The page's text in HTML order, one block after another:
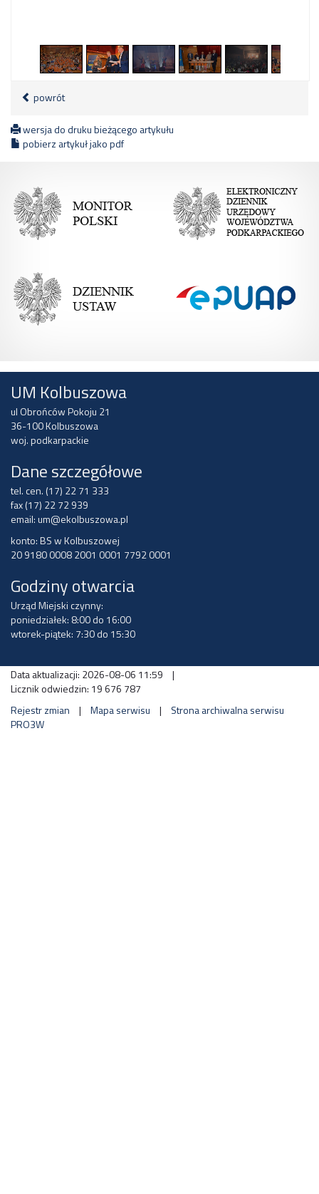
powrót
wersja do druku bieżącego artykułu
pobierz artykuł jako pdf
UM Kolbuszowa
ul Obrońców Pokoju 21
36-100 Kolbuszowa
woj. podkarpackie
Dane szczegółowe
tel. cen. (17) 22 71 333
fax (17) 22 72 939
email:um@ekolbuszowa.pl
konto: BS w Kolbuszowej
20 9180 0008 2001 0001 7792 0001
Godziny otwarcia
Urząd Miejski czynny:
poniedziałek: 8:00 do 16:00
wtorek-piątek: 7:30 do 15:30
Data aktualizacji: 2026-08-06 11:59
|
Licznik odwiedzin: 19 676 787
Rejestr zmian
| Mapa serwisu |
Strona archiwalna serwisu
PRO3W